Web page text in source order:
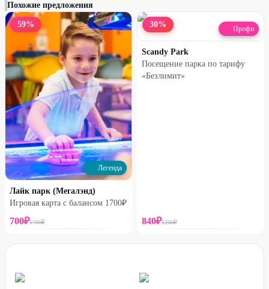
Похожие предложения
59%
Легенда
Лайк парк (Мегалэнд)
Игровая карта с балансом 1700₽
700₽1700₽
30% Профи
Scandy Park
Посещение парка по тарифу
«Безлимит»
840₽1200₽